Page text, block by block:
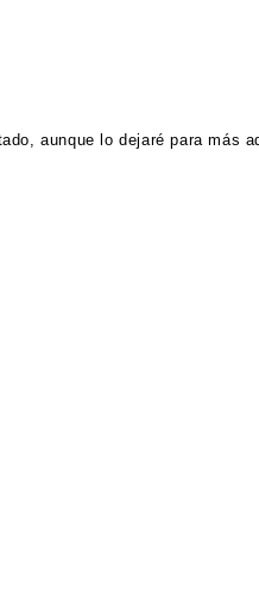
aunque lo dejaré para más